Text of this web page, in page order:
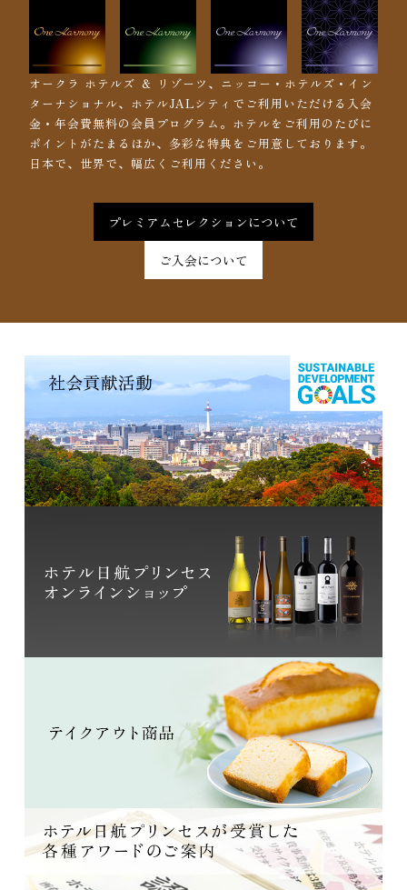
オークラ ホテルズ ＆ リゾーツ、ニッコー・ホテルズ・イン
ターナショナル、ホテルJALシティでご利用いただける入会
金・年会費無料の会員プログラム。ホテルをご利用のたびに
ポイントがたまるほか、多彩な特典をご用意しております。
日本で、世界で、幅広くご利用ください。
プレミアムセレクションについて
ご入会について